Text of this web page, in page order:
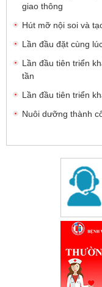
giao thông
Hút mỡ nội soi và
Lần đầu đặt cùng
Lần đầu tiên triển
tần
Lần đầu tiên triển
Nuôi dưỡng thành